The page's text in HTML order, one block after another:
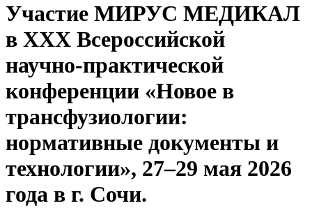
Участие МИРУС МЕДИКАЛ
в XXX Всероссийской
научно-практической
конференции «Новое в
трансфузиологии:
нормативные документы и
технологии», 27–29 мая 2026
года в г. Сочи.